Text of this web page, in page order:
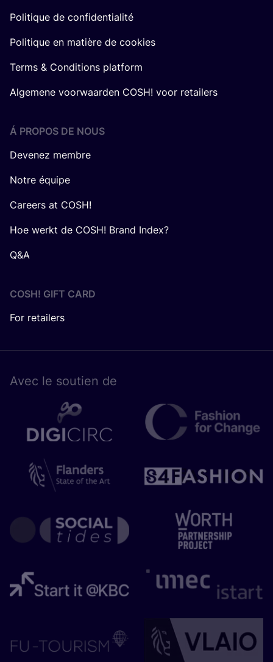
Politique de confidentialité
Politique en matière de cookies
Terms & Conditions platform
Algemene voorwaarden COSH! voor retailers
Á PROPOS DE NOUS
Devenez membre
Notre équipe
Careers at COSH!
Hoe werkt de COSH! Brand Index?
Q&A
COSH! GIFT CARD
For retailers
Avec le sou­tien de